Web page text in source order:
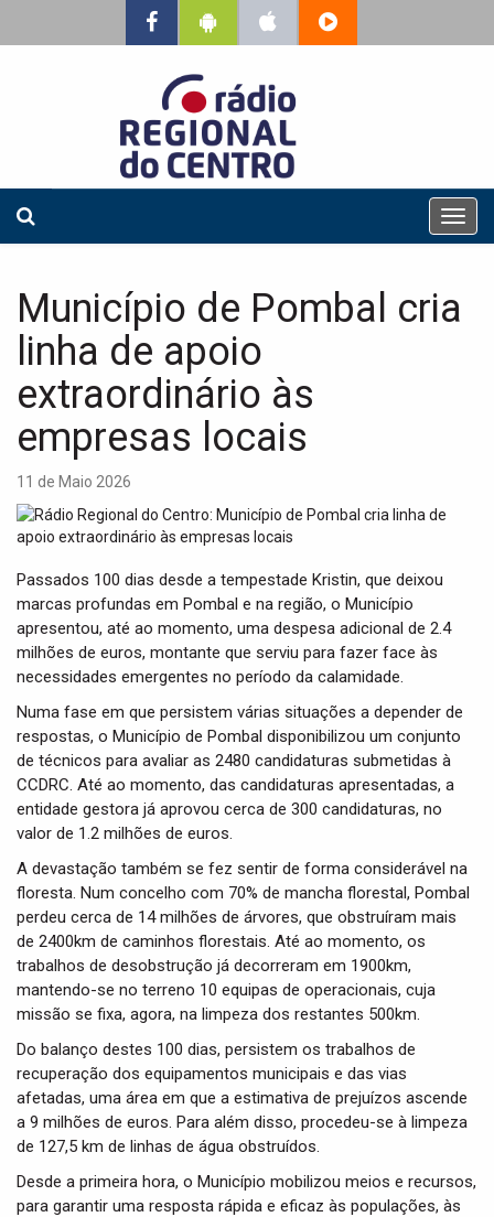
T
o
l
Município de Pombal cria
linha de apoio
extraordinário às
empresas locais
11 de Maio 2026
Passados 100 dias desde a tempestade Kristin, que deixou
marcas profundas em Pombal e na região, o Município
apresentou, até ao momento, uma despesa adicional de 2.4
milhões de euros, montante que serviu para fazer face às
necessidades emergentes no período da calamidade.
Numa fase em que persistem várias situações a depender de
respostas, o Município de Pombal disponibilizou um conjunto
de técnicos para avaliar as 2480 candidaturas submetidas à
CCDRC. Até ao momento, das candidaturas apresentadas, a
entidade gestora já aprovou cerca de 300 candidaturas, no
valor de 1.2 milhões de euros.
A devastação também se fez sentir de forma considerável na
floresta. Num concelho com 70% de mancha florestal, Pombal
perdeu cerca de 14 milhões de árvores, que obstruíram mais
de 2400km de caminhos florestais. Até ao momento, os
trabalhos de desobstrução já decorreram em 1900km,
mantendo-se no terreno 10 equipas de operacionais, cuja
missão se fixa, agora, na limpeza dos restantes 500km.
Do balanço destes 100 dias, persistem os trabalhos de
recuperação dos equipamentos municipais e das vias
afetadas, uma área em que a estimativa de prejuízos ascende
a 9 milhões de euros. Para além disso, procedeu-se à limpeza
de 127,5 km de linhas de água obstruídos.
Desde a primeira hora, o Município mobilizou meios e recursos,
para garantir uma resposta rápida e eficaz às populações, às